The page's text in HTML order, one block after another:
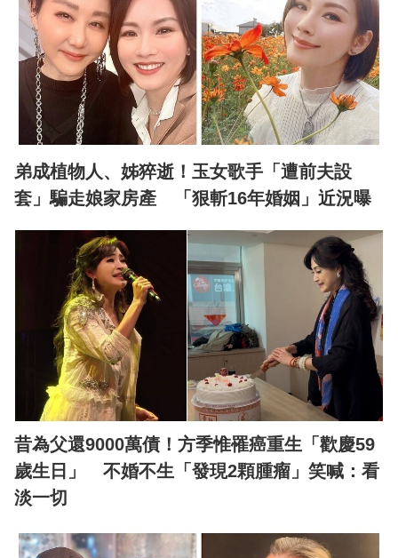
弟成植物人、姊猝逝！玉女歌手「遭前夫設
套」騙走娘家房產 「狠斬16年婚姻」近況曝
昔為父還9000萬債！方季惟罹癌重生「歡慶59
歲生日」 不婚不生「發現2顆腫瘤」笑喊：看
淡一切